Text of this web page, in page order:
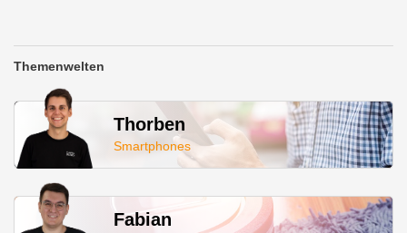
Themenwelten
Thorben
Smartphones
Fabian